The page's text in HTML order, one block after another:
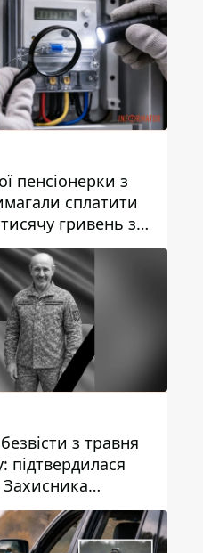
пенсіонерки з
сплатити
гривень за
в роботу
з травня
підтвердилася
Момота з
області